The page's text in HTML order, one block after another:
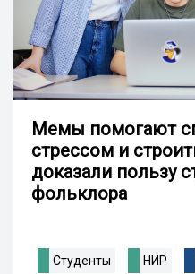
Мемы помогают
стрессом и
доказали пользу
фольклора
Студенты НИР